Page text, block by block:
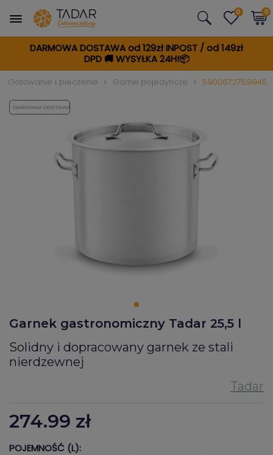
DARMOWA DOSTAWA od 129zł INPOST / od 149zł
DPD🚚WYSYŁKA 24H!📦
0 0
Gotowanie i pieczenie Garnki pojedyncze 5900672759945
DARMOWA DOSTAWA
Garnek gastronomiczny Tadar 25,5 l
Solidny i dopracowany garnek ze stali
nierdzewnej
274.99 zł
POJEMNOŚĆ (L):